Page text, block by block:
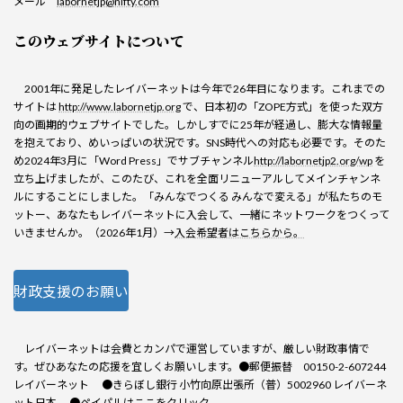
このウェブサイトについて
2001年に発足したレイバーネットは今年で26年目になります。これまでの
サイトはhttp://www.labornetjp.orgで、日本初の「ZOPE方式」を使った双方
向の画期的ウェブサイトでした。しかしすでに25年が経過し、膨大な情報量
を抱えており、めいっぱいの状況です。SNS時代への対応も必要です。そのた
め2024年3月に「Word Press」でサブチャンネルhttp://labornetjp2.org/wp を
立ち上げましたが、このたび、これを全面リニューアルしてメインチャンネ
ルにすることにしました。「みんなでつくる みんなで変える」が私たちのモ
ットー、あなたもレイバーネットに入会して、一緒にネットワークをつくって
いきませんか。（2026年1月）→入会希望者はこちらから。
財政支援のお願い
レイバーネットは会費とカンパで運営していますが、厳しい財政事情で
す。ぜひあなたの応援を宜しくお願いします。●郵便振替 00150-2-607244
レイバーネット ●きらぼし銀行 小竹向原出張所（普）5002960 レイバーネ